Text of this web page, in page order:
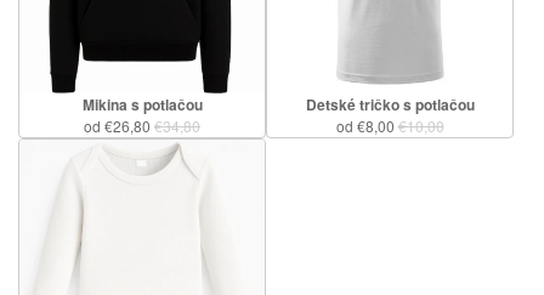
Mikina s potlačou
od €26,80 €34,80
Detské tričko s potlačou
od €8,00€10,00